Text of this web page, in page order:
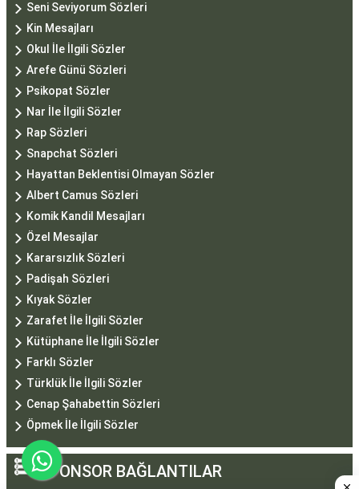
Seni Seviyorum Sözleri
Kin Mesajları
Okul İle İlgili Sözler
Arefe Günü Sözleri
Psikopat Sözler
Nar İle İlgili Sözler
Rap Sözleri
Snapchat Sözleri
Hayattan Beklentisi Olmayan Sözler
Albert Camus Sözleri
Komik Kandil Mesajları
Özel Mesajlar
Kararsızlık Sözleri
Padişah Sözleri
Kıyak Sözler
Zarafet İle İlgili Sözler
Kütüphane İle İlgili Sözler
Farklı Sözler
Türklük İle İlgili Sözler
Cenap Şahabettin Sözleri
Öpmek İle İlgili Sözler
SPONSOR BAĞLANTILAR